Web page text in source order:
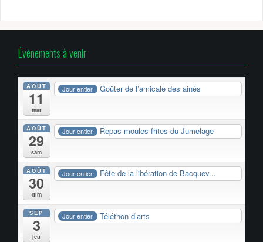
Évènements à venir
AOÛT
11
mar
Jour entier Goûter de l’amicale des ainés
AOÛT
29
sam
Jour entier Repas moules frites du Jumelage
AOÛT
30
dim
Jour entier Fête de la libération de Bacquev...
SEP
3
jeu
Jour entier Téléthon d’arts